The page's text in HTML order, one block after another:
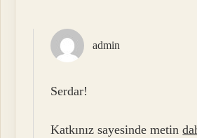
admin
Serdar!
Katkınız sayesinde metin